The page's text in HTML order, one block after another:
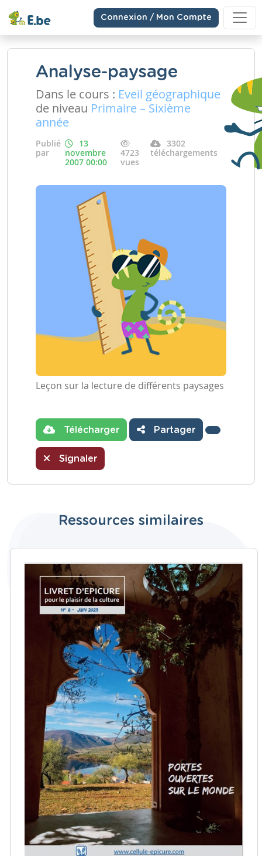
Connexion / Mon Compte
Analyse-paysage
Dans le cours : Eveil géographique
de niveau Primaire – Sixième
année
Publié
par
13
novembre
2007 00:00
4723
vues
3302
téléchargements
Leçon sur la lecture de différents paysages
Télécharger Partager
Signaler
Ressources similaires